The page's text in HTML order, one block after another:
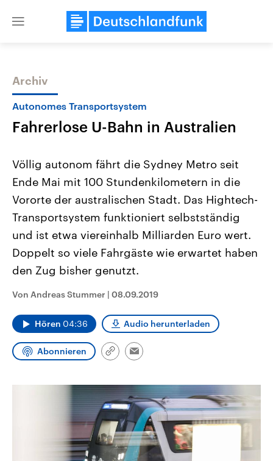
Close
Themen
Landtagswahl Sachsen-Anhalt
2026
Alle Informationen
Sachsen-Anhalt wählt am 6.
September 2026 einen neuen
Landtag. Seit 2021 wird das
Bundesland von einer Koalition aus
Umfragen, Prognosen,
Wahlprogramme, aktuelle Berichte
und Kandidaten der anstehenden
Wahl.
USA
Aktuelle Beiträge,
Hintergründe
Wirtschaftlich und
gehören die Vereinigten
Archiv
Autonomes Transportsystem
Fahrerlose U-Bahn in Australien
Völlig autonom fährt die Sydney Metro seit
Ende Mai mit 100 Stundenkilometern in die
Vororte der australischen Stadt. Das Hightech-
Transportsystem funktioniert selbstständig
und ist etwa viereinhalb Milliarden Euro wert.
Doppelt so viele Fahrgäste wie erwartet haben
den Zug bisher genutzt.
Von Andreas Stummer | 08.09.2019
Hören 04:36 Audio herunterladen
Abonnieren
Link
Email